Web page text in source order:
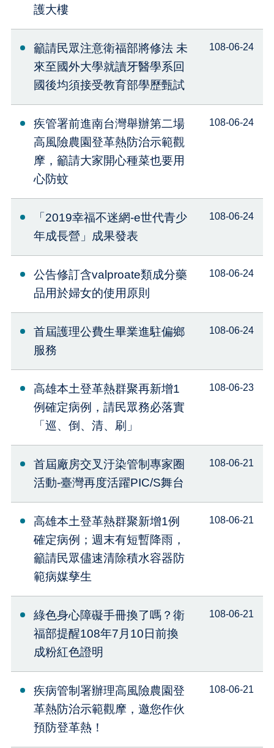
護大樓
籲請民眾注意衛福部將修法 未
來至國外大學就讀牙醫學系回
國後均須接受教育部學歷甄試
108-06-24
疾管署前進南台灣舉辦第二場
高風險農園登革熱防治示範觀
摩，籲請大家開心種菜也要用
心防蚊
108-06-24
「2019幸福不迷網-e世代青少
年成長營」成果發表
108-06-24
公告修訂含valproate類成分藥
品用於婦女的使用原則
108-06-24
首屆護理公費生畢業進駐偏鄉
服務
108-06-24
高雄本土登革熱群聚再新增1
例確定病例，請民眾務必落實
「巡、倒、清、刷」
108-06-23
首屆廠房交叉汙染管制專家圈
活動-臺灣再度活躍PIC/S舞台
108-06-21
高雄本土登革熱群聚新增1例
確定病例；週末有短暫降雨，
籲請民眾儘速清除積水容器防
範病媒孳生
108-06-21
綠色身心障礙手冊換了嗎？衛
福部提醒108年7月10日前換
成粉紅色證明
108-06-21
疾病管制署辦理高風險農園登
革熱防治示範觀摩，邀您作伙
預防登革熱！
108-06-21